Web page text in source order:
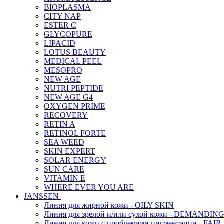
BIOPLASMA
CITY NAP
ESTER C
GLYCOPURE
LIPACID
LOTUS BEAUTY
MEDICAL PEEL
MESOPRO
NEW AGE
NUTRI PEPTIDE
NEW AGE G4
OXYGEN PRIME
RECOVERY
RETIN A
RETINOL FORTE
SEA WEED
SKIN EXPERT
SOLAR ENERGY
SUN CARE
VITAMIN E
WHERE EVER YOU ARE
JANSSEN
Линия для жирной кожи - OILY SKIN
Линия для зрелой и/или сухой кожи -